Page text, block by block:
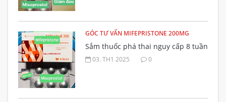
GÓC TƯ VẤN MIFEPRISTONE 200MG
Sắm thuốc phá thai nguy cấp 8 tuần
03. TH1 2025 0